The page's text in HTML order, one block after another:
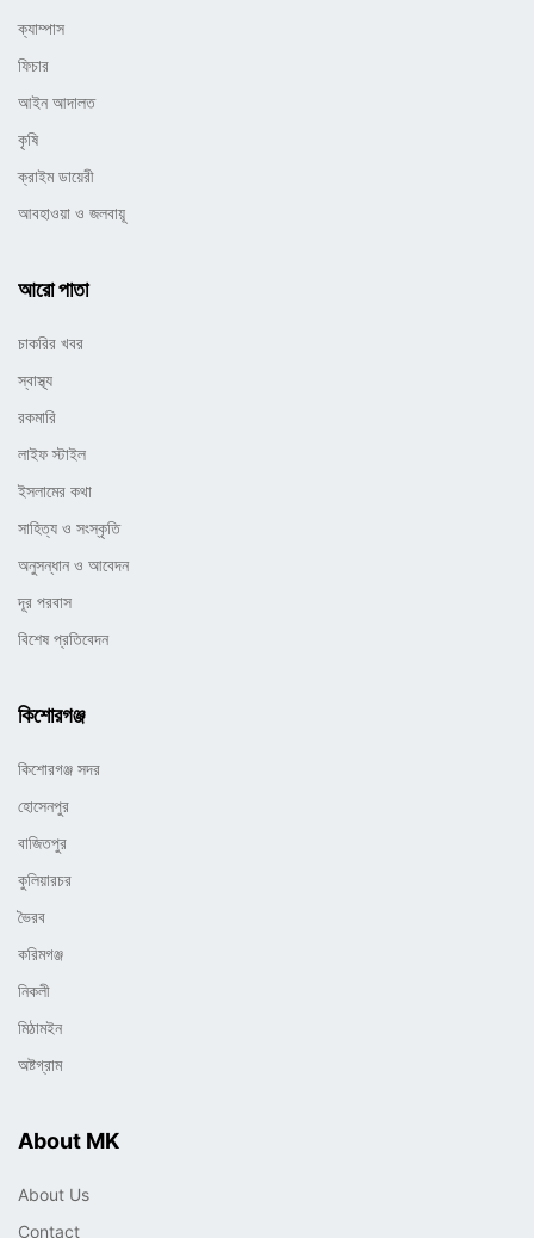
ক্যাম্পাস
ফিচার
আইন আদালত
কৃষি
ক্রাইম ডায়েরী
আবহাওয়া ও জলবায়ূ
আরো পাতা
চাকরির খবর
স্বাস্থ্য
রকমারি
লাইফ স্টাইল
ইসলামের কথা
সাহিত্য ও সংস্কৃতি
অনুসন্ধান ও আবেদন
দূর পরবাস
বিশেষ প্রতিবেদন
কিশোরগঞ্জ
কিশোরগঞ্জ সদর
হোসেনপুর
বাজিতপুর
কুলিয়ারচর
ভৈরব
করিমগঞ্জ
নিকলী
মিঠামইন
অষ্টগ্রাম
About MK
About Us
Contact